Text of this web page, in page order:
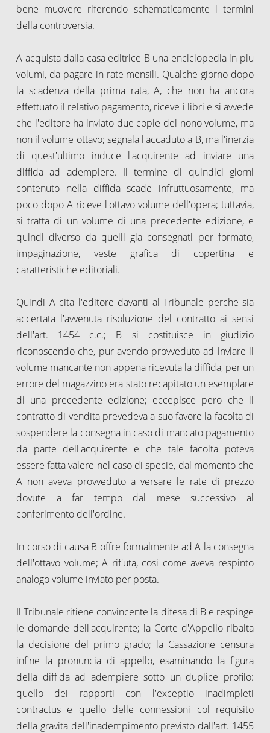
bene muovere riferendo schematicamente i termini
della controversia.
A acquista dalla casa editrice B una enciclopedia in piu
volumi, da pagare in rate mensili. Qualche giorno dopo
la scadenza della prima rata, A, che non ha ancora
effettuato il relativo pagamento, riceve i libri e si avvede
che l'editore ha inviato due copie del nono volume, ma
non il volume ottavo; segnala l'accaduto a B, ma l'inerzia
di quest'ultimo induce l'acquirente ad inviare una
diffida ad adempiere. Il termine di quindici giorni
contenuto nella diffida scade infruttuosamente, ma
poco dopo A riceve l'ottavo volume dell'opera; tuttavia,
si tratta di un volume di una precedente edizione, e
quindi diverso da quelli gia consegnati per formato,
impaginazione, veste grafica di copertina e
caratteristiche editoriali.
Quindi A cita l'editore davanti al Tribunale perche sia
accertata l'avvenuta risoluzione del contratto ai sensi
dell'art. 1454 c.c.; B si costituisce in giudizio
riconoscendo che, pur avendo provveduto ad inviare il
volume mancante non appena ricevuta la diffida, per un
errore del magazzino era stato recapitato un esemplare
di una precedente edizione; eccepisce pero che il
contratto di vendita prevedeva a suo favore la facolta di
sospendere la consegna in caso di mancato pagamento
da parte dell'acquirente e che tale facolta poteva
essere fatta valere nel caso di specie, dal momento che
A non aveva provveduto a versare le rate di prezzo
dovute a far tempo dal mese successivo al
conferimento dell'ordine.
In corso di causa B offre formalmente ad A la consegna
dell'ottavo volume; A rifiuta, cosi come aveva respinto
analogo volume inviato per posta.
Il Tribunale ritiene convincente la difesa di B e respinge
le domande dell'acquirente; la Corte d'Appello ribalta
la decisione del primo grado; la Cassazione censura
infine la pronuncia di appello, esaminando la figura
della diffida ad adempiere sotto un duplice profilo:
quello dei rapporti con l'exceptio inadimpleti
contractus e quello delle connessioni col requisito
della gravita dell'inadempimento previsto dall'art. 1455